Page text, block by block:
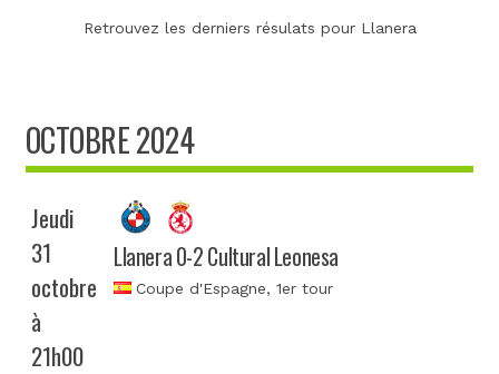
Retrouvez les derniers résulats pour Llanera
OCTOBRE 2024
Jeudi
31
octobre
à
21h00
Llanera 0-2 Cultural Leonesa
Coupe d'Espagne, 1er tour